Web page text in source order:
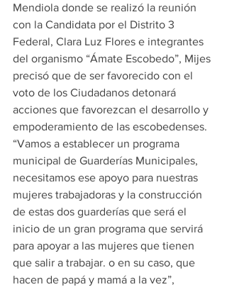
Mendiola donde se realizó la reunión
con la Candidata por el Distrito 3
Federal, Clara Luz Flores e integrantes
del organismo “Ámate Escobedo”, Mijes
precisó que de ser favorecido con el
voto de los Ciudadanos detonará
acciones que favorezcan el desarrollo y
empoderamiento de las escobedenses.
“Vamos a establecer un programa
municipal de Guarderías Municipales,
necesitamos ese apoyo para nuestras
mujeres trabajadoras y la construcción
de estas dos guarderías que será el
inicio de un gran programa que servirá
para apoyar a las mujeres que tienen
que salir a trabajar. o en su caso, que
hacen de papá y mamá a la vez”,